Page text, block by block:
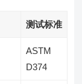
测试标准
ASTM
D374